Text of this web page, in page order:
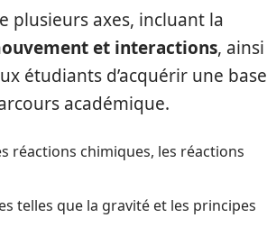
plusieurs axes, incluant la
et interactions, ainsi
étudiants d’acquérir une base
académique.
réactions chimiques, les réactions
telles que la gravité et les principes